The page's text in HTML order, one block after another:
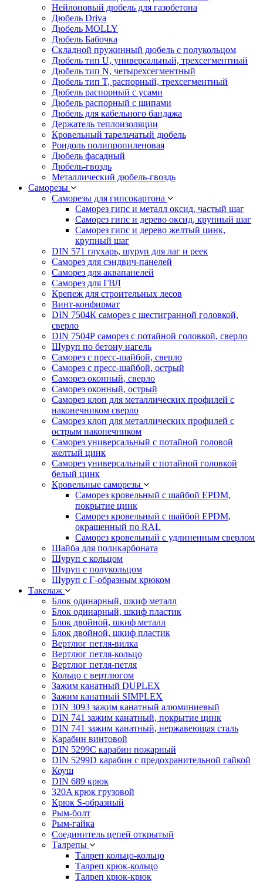
Нейлоновый дюбель для газобетона
Дюбель Driva
Дюбель MOLLY
Дюбель Бабочка
Складной пружинный дюбель с полукольцом
Дюбель тип U, универсальный, трехсегментный
Дюбель тип N, четырехсегментный
Дюбель тип T, распорный, трехсегментный
Дюбель распорный с усами
Дюбель распорный с шипами
Дюбель для кабельного бандажа
Держатель теплоизоляции
Кровельный тарельчатый дюбель
Рондоль полипропиленовая
Дюбель фасадный
Дюбель-гвоздь
Металлический дюбель-гвоздь
Саморезы
Саморезы для гипсокартона
Саморез гипс и металл оксид, частый шаг
Саморез гипс и дерево оксид, крупный шаг
Саморез гипс и дерево желтый цинк,
крупный шаг
DIN 571 глухарь, шуруп для лаг и реек
Саморез для сэндвич-панелей
Саморез для аквапанелей
Саморез для ГВЛ
Крепеж для строительных лесов
Винт-конфирмат
DIN 7504К саморез с шестигранной головкой,
сверло
DIN 7504Р саморез с потайной головкой, сверло
Шуруп по бетону нагель
Саморез с пресс-шайбой, сверло
Саморез с пресс-шайбой, острый
Саморез оконный, сверло
Саморез оконный, острый
Саморез клоп для металлических профилей с
наконечником сверло
Саморез клоп для металлических профилей с
острым наконечником
Саморез универсальный с потайной головой
желтый цинк
Саморез универсальный с потайной головкой
белый цинк
Кровельные саморезы
Саморез кровельный с шайбой EPDM,
покрытие цинк
Саморез кровельный с шайбой EPDM,
окрашенный по RAL
Саморез кровельный с удлиненным сверлом
Шайба для поликарбоната
Шуруп с кольцом
Шуруп с полукольцом
Шуруп с Г-образным крюком
Такелаж
Блок одинарный, шкиф металл
Блок одинарный, шкиф пластик
Блок двойной, шкиф металл
Блок двойной, шкиф пластик
Вертлюг петля-вилка
Вертлюг петля-кольцо
Вертлюг петля-петля
Кольцо с вертлюгом
Зажим канатный DUPLEX
Зажим канатный SIMPLEX
DIN 3093 зажим канатный алюминиевый
DIN 741 зажим канатный, покрытие цинк
DIN 741 зажим канатный, нержавеющая сталь
Карабин винтовой
DIN 5299C карабин пожарный
DIN 5299D карабин с предохранительной гайкой
Коуш
DIN 689 крюк
320A крюк грузовой
Крюк S-образный
Рым-болт
Рым-гайка
Соединитель цепей открытый
Талрепы
Талреп кольцо-кольцо
Талреп крюк-кольцо
Талреп крюк-крюк